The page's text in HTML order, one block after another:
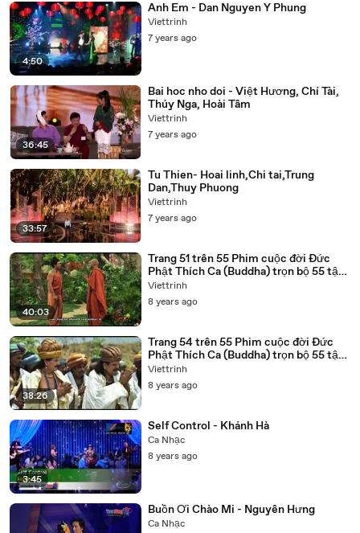
4:50
Anh Em - Dan Nguyen Y Phung
Viettrinh
7 years ago
36:45
Bai hoc nho doi - Việt Hương, Chí Tài,
Thúy Nga, Hoài Tâm
Viettrinh
7 years ago
33:57
Tu Thien- Hoai linh,Chi tai,Trung
Dan,Thuy Phuong
Viettrinh
7 years ago
40:03
Trang 51 trên 55 Phim cuộc đời Đức
Phật Thích Ca (Buddha) trọn bộ 55 tập
lồng tiếng
Viettrinh
8 years ago
38:26
Trang 54 trên 55 Phim cuộc đời Đức
Phật Thích Ca (Buddha) trọn bộ 55 tập
lồng tiếng
Viettrinh
8 years ago
3:45
Self Control - Khánh Hà
Ca Nhạc
8 years ago
Buồn Ơi Chào Mi - Nguyên Hưng
Ca Nhạc